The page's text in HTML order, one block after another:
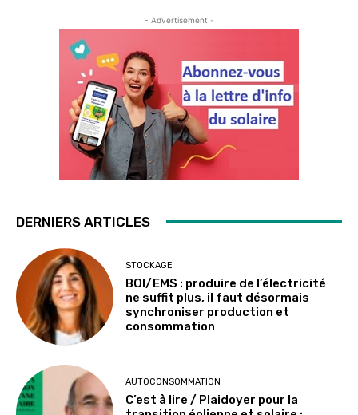
- Advertisement -
DERNIERS ARTICLES
STOCKAGE
BOI/EMS : produire de l’électricité
ne suffit plus, il faut désormais
synchroniser production et
consommation
AUTOCONSOMMATION
C’est à lire / Plaidoyer pour la